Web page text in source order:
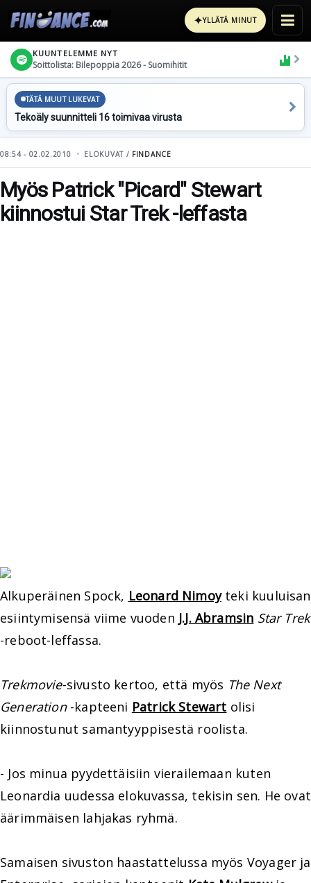
✦YLLÄTÄ MINUT
KUUNTELEMME NYT
Soittolista: Bilepoppia 2026 - Suomihitit
TÄTÄ MUUT LUKEVAT
Tekoäly suunnitteli 16 toimivaa virusta
08:54 - 02.02.2010 ELOKUVAT / FINDANCE
Myös Patrick "Picard" Stewart
kiinnostui Star Trek -leffasta
Alkuperäinen Spock, Leonard Nimoyteki kuuluisan
esiintymisensä viime vuoden J.J. Abramsin Star Trek
-reboot-leffassa.
Trekmovie-sivusto kertoo, että myös The Next
Generation-kapteeni Patrick Stewart olisi
kiinnostunut samantyyppisestä roolista.
- Jos minua pyydettäisiin vierailemaan kuten
Leonardia uudessa elokuvassa, tekisin sen. He ovat
äärimmäisen lahjakas ryhmä.
Samaisen sivuston haastattelussa myös Voyager ja